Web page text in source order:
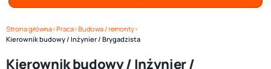
Strona główna›Praca›Budowa / remonty›
Kierownik budowy / Inżynier / Brygadzista
Kierownik budowy / Inżynier /